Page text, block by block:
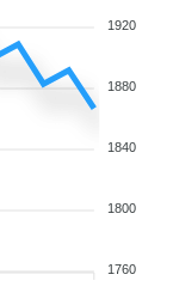
1920
1880
1840
1800
1760